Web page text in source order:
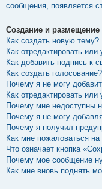
сообщения, появляется
Создание и
Как создать новую тему?
Как отредактировать
Как добавить подпись к
Как создать голосование?
Почему я не могу
Как отредактировать или
Почему мне недоступны
Почему я не могу
Почему я получил
Как мне пожаловаться
Что означает кнопка
Почему мое сообщение
Как мне вновь поднять